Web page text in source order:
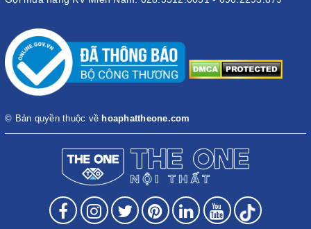
© Bản quyền thuộc về hoaphattheone.com